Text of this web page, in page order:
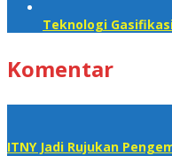
Teknologi
Komentar
ITNY Jadi Rujukan